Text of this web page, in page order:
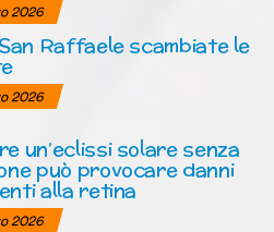
2026
Raffaele scambiate le
2026
un’eclissi solare senza
può provocare danni
alla retina
2026